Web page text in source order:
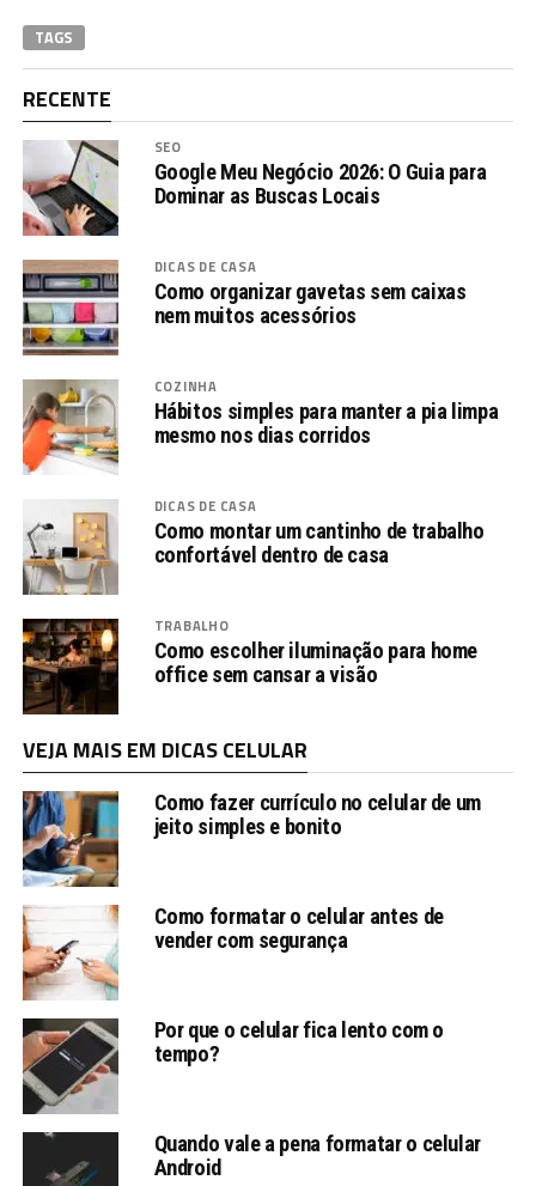
TAGS
RECENTE
SEO
Google Meu Negócio 2026: O Guia para
Dominar as Buscas Locais
DICAS DE CASA
Como organizar gavetas sem caixas
nem muitos acessórios
COZINHA
Hábitos simples para manter a pia limpa
mesmo nos dias corridos
DICAS DE CASA
Como montar um cantinho de trabalho
confortável dentro de casa
TRABALHO
Como escolher iluminação para home
office sem cansar a visão
VEJA MAIS EM DICAS CELULAR
Como fazer currículo no celular de um
jeito simples e bonito
Como formatar o celular antes de
vender com segurança
Por que o celular fica lento com o
tempo?
Quando vale a pena formatar o celular
Android